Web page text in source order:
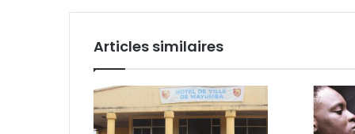
Articles similaires